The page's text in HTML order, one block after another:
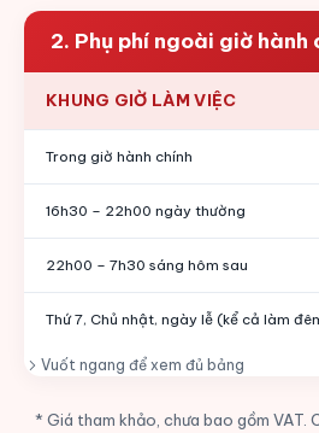
2. Phụ phí ngoài giờ hành
KHUNG GIỜ LÀM VIỆC
Trong giờ hành chính
16h30 – 22h00 ngày thường
22h00 – 7h30 sáng hôm sau
Thứ 7, Chủ nhật, ngày lễ (kể cả làm
Vuốt ngang để xem đủ bảng
* Giá tham khảo, chưa bao gồm VAT.